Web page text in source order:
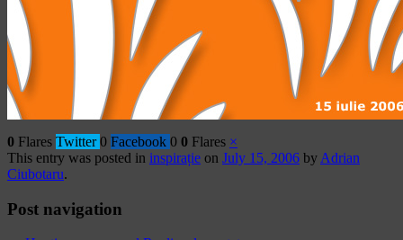
0 Flares Twitter 0 Facebook 0 0 Flares ×
This entry was posted in inspirație on July 15, 2006 by Adrian
Ciubotaru.
Post navigation